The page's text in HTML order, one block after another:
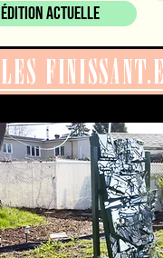
ÉDITION ACTUELLE
LES